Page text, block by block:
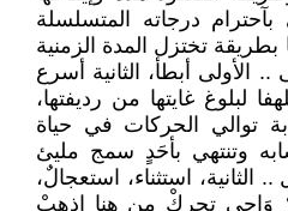
درجاته المتسلسلة
تختزل المدة الزمنية
.. الأولى أبطأ، الثانية أسرع
لبلوغ غايتها من رديفتها،
توالي الحركات في حياة
شابه وتنتهي بأحَدٍ سمج مليئ
الثانية، استثناء، استعجالٌ،
وَاجي تحركْ من هنا اذهبْ